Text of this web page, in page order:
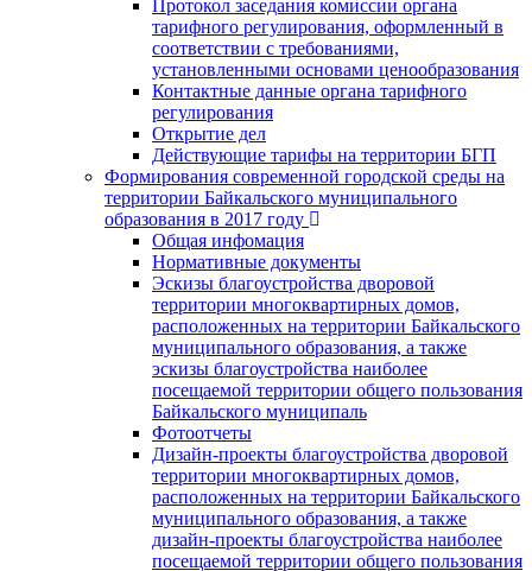
Протокол заседания комиссии органа
тарифного регулирования, оформленный в
соответствии с требованиями,
установленными основами ценообразования
Контактные данные органа тарифного
регулирования
Открытие дел
Действующие тарифы на территории БГП
Формирования современной городской среды на
территории Байкальского муниципального
образования в 2017 году
Общая инфомация
Нормативные документы
Эскизы благоустройства дворовой
территории многоквартирных домов,
расположенных на территории Байкальского
муниципального образования, а также
эскизы благоустройства наиболее
посещаемой территории общего пользования
Байкальского муниципаль
Фотоотчеты
Дизайн-проекты благоустройства дворовой
территории многоквартирных домов,
расположенных на территории Байкальского
муниципального образования, а также
дизайн-проекты благоустройства наиболее
посещаемой территории общего пользования